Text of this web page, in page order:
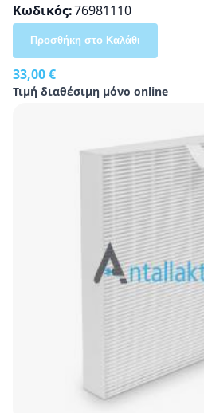
Κωδικός 76981110
33,00 €
Τιμή διαθέσιμη μόνο online
Προσθήκη στο Καλάθι